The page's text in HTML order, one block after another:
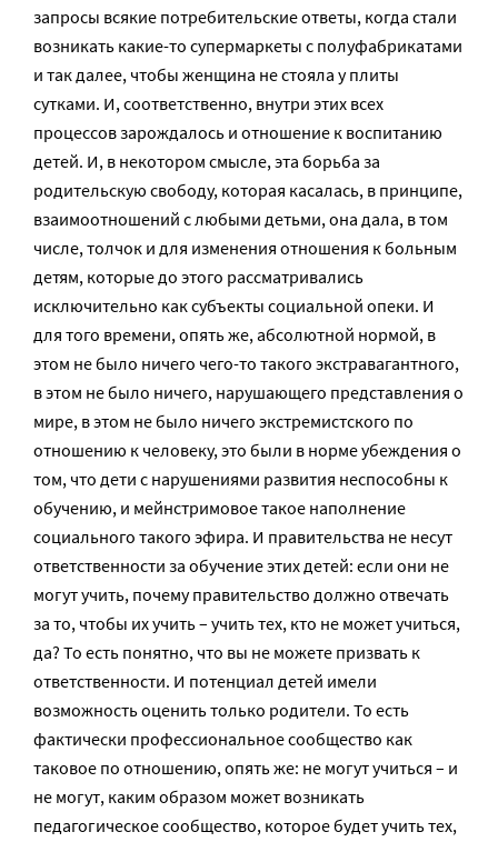
запросы всякие потребительские ответы, когда стали
возникать какие-то супермаркеты с полуфабрикатами
и так далее, чтобы женщина не стояла у плиты
сутками. И, соответственно, внутри этих всех
процессов зарождалось и отношение к воспитанию
детей. И, в некотором смысле, эта борьба за
родительскую свободу, которая касалась, в принципе,
взаимоотношений с любыми детьми, она дала, в том
числе, толчок и для изменения отношения к больным
детям, которые до этого рассматривались
исключительно как субъекты социальной опеки. И
для того времени, опять же, абсолютной нормой, в
этом не было ничего чего-то такого экстравагантного,
в этом не было ничего, нарушающего представления о
мире, в этом не было ничего экстремистского по
отношению к человеку, это были в норме убеждения о
том, что дети с нарушениями развития неспособны к
обучению, и мейнстримовое такое наполнение
социального такого эфира. И правительства не несут
ответственности за обучение этих детей: если они не
могут учить, почему правительство должно отвечать
за то, чтобы их учить – учить тех, кто не может учиться,
да? То есть понятно, что вы не можете призвать к
ответственности. И потенциал детей имели
возможность оценить только родители. То есть
фактически профессиональное сообщество как
таковое по отношению, опять же: не могут учиться – и
не могут, каким образом может возникать
педагогическое сообщество, которое будет учить тех,